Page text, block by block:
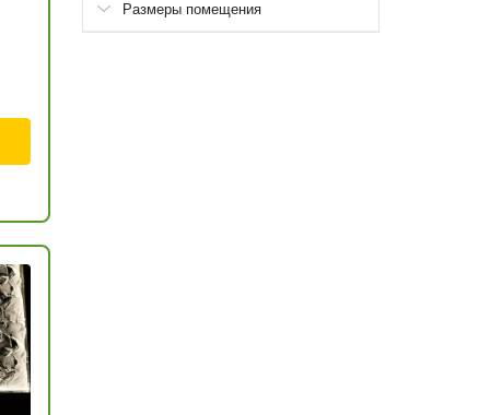
Размеры помещения